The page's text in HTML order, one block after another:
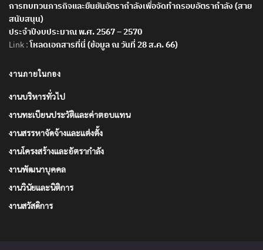
การทบทวนภารกิจและยืนยันอัตรากำลังเพื่อจัดทำกรอบอัตรากำลัง (สาย
สนับสนุน)
ประจำปีงบประมาณ พ.ศ. 2567 – 2570
Link : โหลดเอกสารที่นี่ (ข้อมูล ณ วันที่ 28 ส.ค. 66)
งานภายในกอง
งานบริหารทั่วไป
งานทะเบียนประวัติและค่าตอบแทน
งานสรรหาจัดจ้างและแต่งตั้ง
งานโครงสร้างและอัตรากำลัง
งานพัฒนาบุคคล
งานวินัยและนิติการ
งานสวัสดิการ